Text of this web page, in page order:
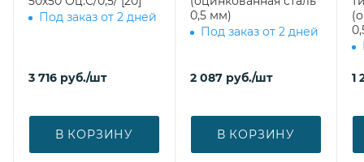
Под заказ от 2 дней
3 716 руб./шт
В КОРЗИНУ
0,5 мм)
Под заказ от 2 дней
2 087 руб./шт
В КОРЗИНУ
1